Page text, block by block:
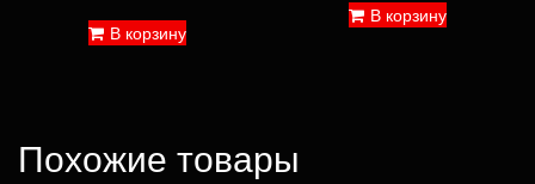
В корзину
В корзину
Похожие товары